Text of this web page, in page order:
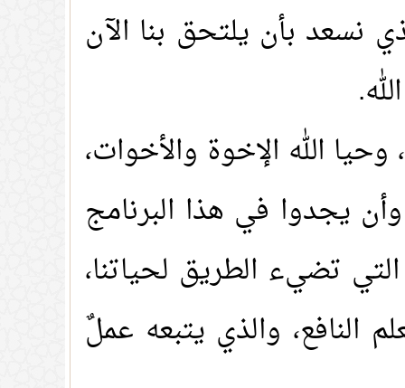
نسعد بأن يلتحق بنا الآن
.
الله الإخوة والأخوات،
يجدوا في هذا البرنامج
تضيء الطريق لحياتنا،
النافع، والذي يتبعه عملٌ